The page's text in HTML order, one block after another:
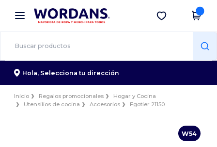
× App de Wordans
¡Mejores precios en app!
Descargar app
Hola, Selecciona tu dirección
Inicio Regalos promocionales
Hogar y Cocina
Utensilios de cocina
Accesorios Egotier 21150
W54